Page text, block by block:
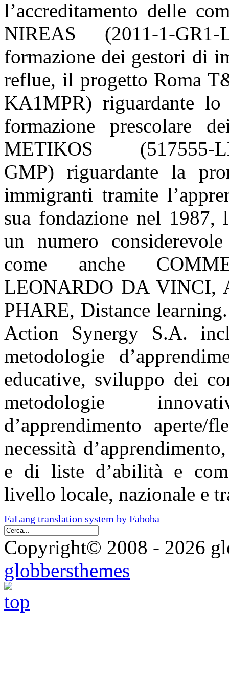
l’accreditamento delle
NIREAS (2011-1-
formazione dei gestori di
reflue, il progetto Roma
KA1MPR) riguardante
formazione prescolare
METIKOS (517555-
GMP) riguardante la
immigranti tramite
sua fondazione nel 1987,
un numero
come anche
LEONARDO DA VINCI,
PHARE, Distance
Action Synergy S.A.
metodologie
educative, sviluppo dei
metodologie
d’apprendimento
necessità
e di liste d’abilità e
livello locale, nazionale e
FaLang translation system by Faboba
Copyright© 2008 - 2026
globbersthemes